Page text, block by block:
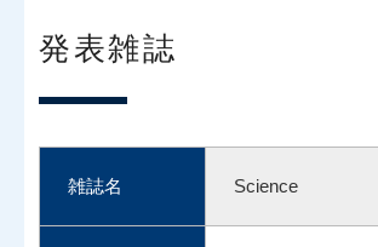
発表雑誌
雑誌名 Science